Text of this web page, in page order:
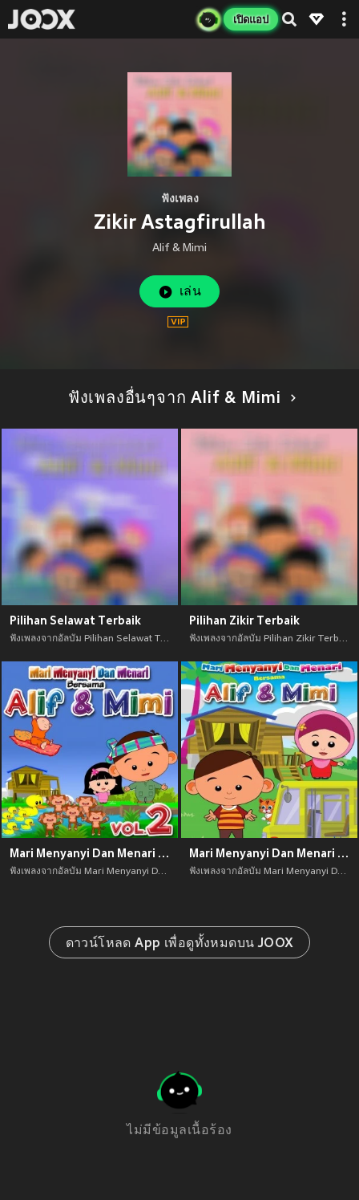
เปิดแอป
ฟังเพลง
Zikir Astagfirullah
Alif & Mimi
เล่น
ฟังเพลงอื่นๆจาก Alif & Mimi
Pilihan Selawat Terbaik
ฟังเพลงจากอัลบัม Pilihan Selawat Terbaik เพลงใหม่จาก อัพเดทเพลงใหม่ล่าสุดก่อนใคร ตลอดปี 2021
Pilihan Zikir Terbaik
ฟังเพลงจากอัลบัม Pilihan Zikir Terbaik เพลงใหม่จาก อัพเดทเพลงใหม่ล่าสุดก่อนใคร ตลอดปี 2021
Mari Menyanyi Dan Menari Bersama, Vol. 2
ฟังเพลงจากอัลบัม Mari Menyanyi Dan Menari Bersama, Vol. 2 เพลงใหม่จาก อัพเดทเพลงใหม่ล่าสุดก่อนใคร ตลอดปี 2021
Mari Menyanyi Dan Menari Bersama Alif & Mimi
ฟังเพลงจากอัลบัม Mari Menyanyi Dan Menari Bersama Alif & Mimi เพลงใหม่จาก อัพเดทเพลงใหม่ล่าสุดก่อนใคร ตลอดปี 2021
ดาวน์โหลด App เพื่อดูทั้งหมดบน JOOX
ไม่มีข้อมูลเนื้อร้อง